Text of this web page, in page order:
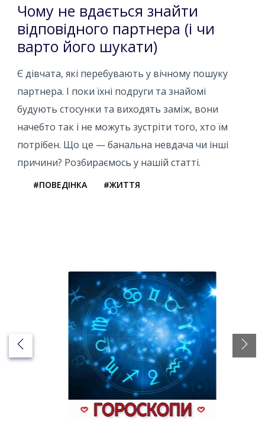
Чому не вдається знайти
відповідного партнера (і чи
варто його шукати)
Є дівчата, які перебувають у вічному пошуку
партнера. І поки їхні подруги та знайомі
будують стосунки та виходять заміж, вони
начебто так і не можуть зустріти того, хто їм
потрібен. Що це — банальна невдача чи інші
причини? Розбираємось у нашій статті.
#ПОВЕДІНКА #ЖИТТЯ